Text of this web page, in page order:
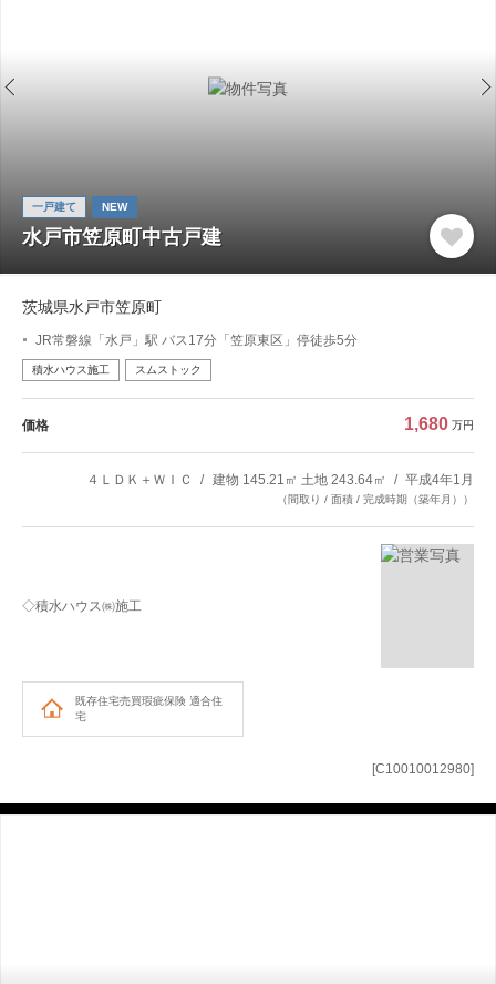
既存住宅売買瑕疵保険 適合住
宅
[C10010012980]
一戸建て NEW
水戸市笠原町中古戸建
茨城県水戸市笠原町
JR常磐線「水戸」駅 バス17分「笠原東区」停徒歩5分
積水ハウス施工 スムストック
価格 1,680 万円
４ＬＤＫ＋ＷＩＣ 建物 145.21㎡ 土地 243.64㎡ 平成4年1月
（間取り / 面積 / 完成時期（築年月））
◇積水ハウス㈱施工